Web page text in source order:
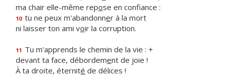
ma chair elle-même repose en confiance :
10 tu ne peux m'abandonner à la mort
ni laisser ton ami voir la corruption.
11 Tu m'apprends le chemin de la vie : +
devant ta face, débordement de joie !
À ta droite, éternité de délices !